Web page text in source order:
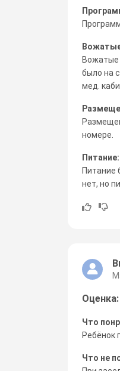
Вожатые
было на
мед.
номере.
Питание
нет, но
Что
Ребёнок
Что не